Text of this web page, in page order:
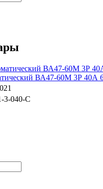
ВА47-60M 3Р 40А
3-040-C